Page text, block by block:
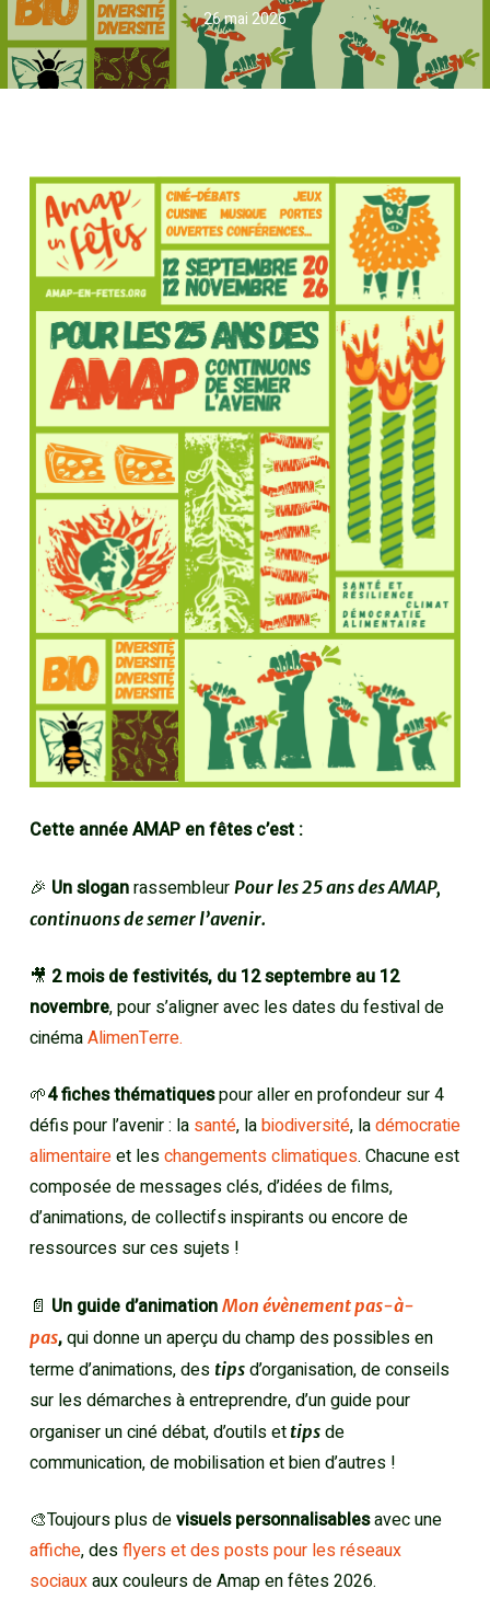
26 mai 2026
Cette année AMAP en fêtes c’est :
🎉 Un sloganrassembleur Pour les 25 ans des AMAP,
continuons de semer l’avenir.
🎥 2 mois de festivités, du 12 septembre au 12
novembre, pour s’aligner avec les dates du festival de
cinémaAlimenTerre.
🌱4 fiches thématiquespour aller en profondeur sur 4
défis pour l’avenir : la santé, labiodiversité, ladémocratie
alimentaireet leschangements climatiques. Chacune est
composée de messages clés, d’idées de films,
d’animations, de collectifs inspirants ou encore de
ressources sur ces sujets !
📄 Un guide d’animation Mon évènement pas-à-
pas,qui donne un aperçu du champ des possibles en
terme d’animations, des tipsd’organisation, de conseils
sur les démarches à entreprendre, d’un guide pour
organiser un ciné débat, d’outils ettipsde
communication, de mobilisation et bien d’autres !
🎨Toujours plus devisuels personnalisablesavec une
affiche, desflyers et des posts pour les réseaux
sociauxaux couleurs de Amap en fêtes 2026.